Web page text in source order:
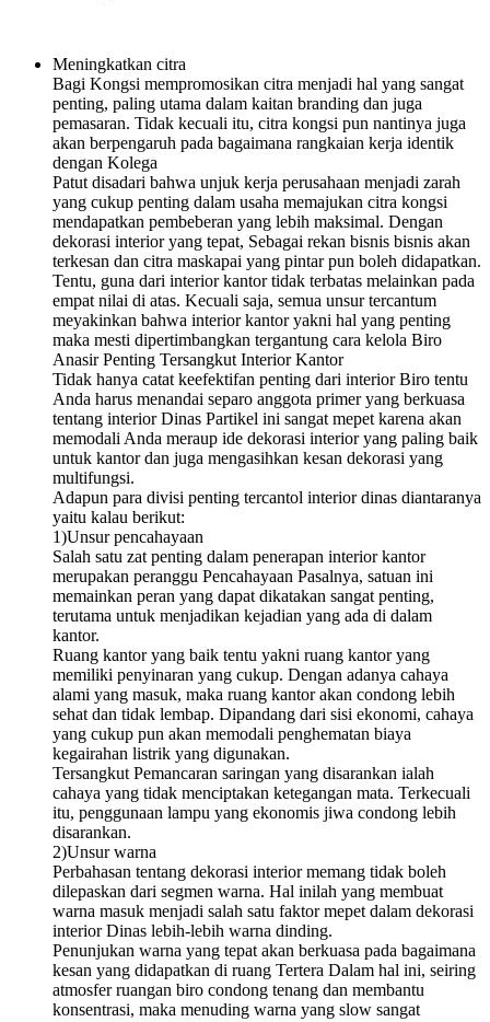
Meningkatkan citra
Bagi Kongsi mempromosikan citra menjadi hal yang sangat
penting, paling utama dalam kaitan branding dan juga
pemasaran. Tidak kecuali itu, citra kongsi pun nantinya juga
akan berpengaruh pada bagaimana rangkaian kerja identik
dengan Kolega
Patut disadari bahwa unjuk kerja perusahaan menjadi zarah
yang cukup penting dalam usaha memajukan citra kongsi
mendapatkan pembeberan yang lebih maksimal. Dengan
dekorasi interior yang tepat, Sebagai rekan bisnis bisnis akan
terkesan dan citra maskapai yang pintar pun boleh didapatkan.
Tentu, guna dari interior kantor tidak terbatas melainkan pada
empat nilai di atas. Kecuali saja, semua unsur tercantum
meyakinkan bahwa interior kantor yakni hal yang penting
maka mesti dipertimbangkan tergantung cara kelola Biro
Anasir Penting Tersangkut Interior Kantor
Tidak hanya catat keefektifan penting dari interior Biro tentu
Anda harus menandai separo anggota primer yang berkuasa
tentang interior Dinas Partikel ini sangat mepet karena akan
memodali Anda meraup ide dekorasi interior yang paling baik
untuk kantor dan juga mengasihkan kesan dekorasi yang
multifungsi.
Adapun para divisi penting tercantol interior dinas diantaranya
yaitu kalau berikut:
1)Unsur pencahayaan
Salah satu zat penting dalam penerapan interior kantor
merupakan peranggu Pencahayaan Pasalnya, satuan ini
memainkan peran yang dapat dikatakan sangat penting,
terutama untuk menjadikan kejadian yang ada di dalam
kantor.
Ruang kantor yang baik tentu yakni ruang kantor yang
memiliki penyinaran yang cukup. Dengan adanya cahaya
alami yang masuk, maka ruang kantor akan condong lebih
sehat dan tidak lembap. Dipandang dari sisi ekonomi, cahaya
yang cukup pun akan memodali penghematan biaya
kegairahan listrik yang digunakan.
Tersangkut Pemancaran saringan yang disarankan ialah
cahaya yang tidak menciptakan ketegangan mata. Terkecuali
itu, penggunaan lampu yang ekonomis jiwa condong lebih
disarankan.
2)Unsur warna
Perbahasan tentang dekorasi interior memang tidak boleh
dilepaskan dari segmen warna. Hal inilah yang membuat
warna masuk menjadi salah satu faktor mepet dalam dekorasi
interior Dinas lebih-lebih warna dinding.
Penunjukan warna yang tepat akan berkuasa pada bagaimana
kesan yang didapatkan di ruang Tertera Dalam hal ini, seiring
atmosfer ruangan biro condong tenang dan membantu
konsentrasi, maka menuding warna yang slow sangat